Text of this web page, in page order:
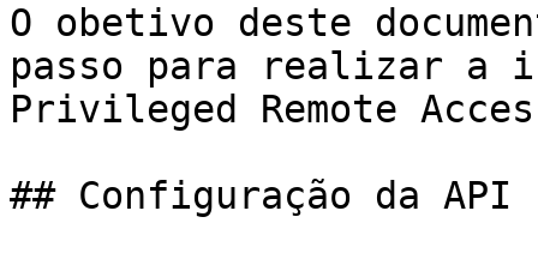
O obetivo deste
passo para realizar a
Privileged Remote
## Configuração da API